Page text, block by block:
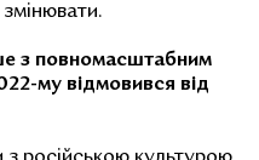
з повномасштабним
му відмовився від